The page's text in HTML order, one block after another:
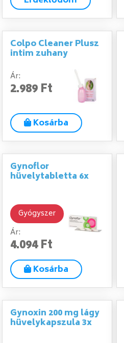
Colpo Cleaner Plusz
intim zuhany
Ár:
2.989 Ft
Kosárba
Gynoflor
hüvelytabletta 6x
Gyógyszer
Ár:
4.094 Ft
Kosárba
Gynoxin 200 mg lágy
hüvelykapszula 3x